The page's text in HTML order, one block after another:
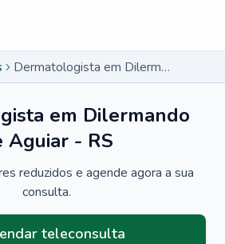
Dermatologista em Dilermando de Aguiar - RS
em Dilermando
Aguiar - RS
reduzidos e agende agora a sua
consulta.
teleconsulta